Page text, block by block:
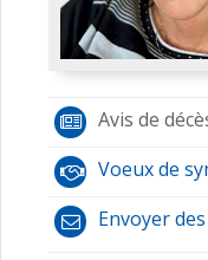
Avis de
Voeux de
Envoyer